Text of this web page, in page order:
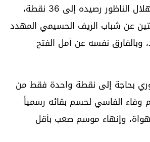
وبهذا الفوز، رفع هلال الناظور رصيده إلى 36 نقطة،
عن شباب الريف الحسيمي المهدد
وبالفارق نفسه عن أمل الفتح
بحاجة إلى نقطة واحدة فقط من
وفاء الفاسي لحسم بقائه رسمياً
وإنهاء موسم صعب بأقل